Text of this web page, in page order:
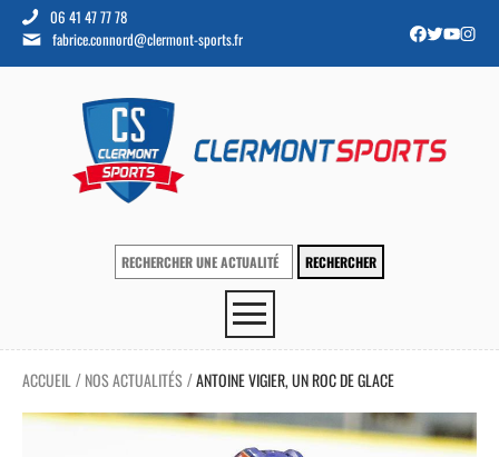
06 41 47 77 78
fabrice.connord@clermont-sports.fr
ACCUEIL / NOS ACTUALITÉS /ANTOINE VIGIER, UN ROC DE GLACE